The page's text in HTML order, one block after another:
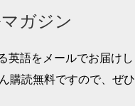
ガジン
英語をメールでお届け
購読無料ですので、ぜ